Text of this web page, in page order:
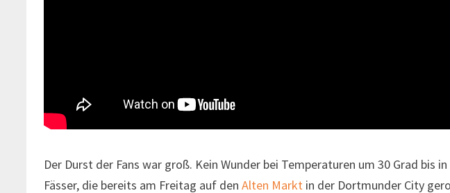
Der Durst der Fans war groß. Kein Wunder bei Temperaturen um 30 Grad bis
Fässer, die bereits am Freitag auf denAlten Markt in der Dortmunder City